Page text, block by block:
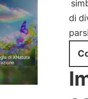
di